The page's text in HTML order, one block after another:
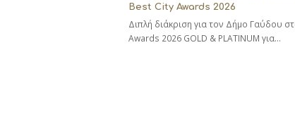
Best City Awards 2026
Διπλή διάκριση για τον Δήμο Γαύδου
Awards 2026 GOLD & PLATINUM για…